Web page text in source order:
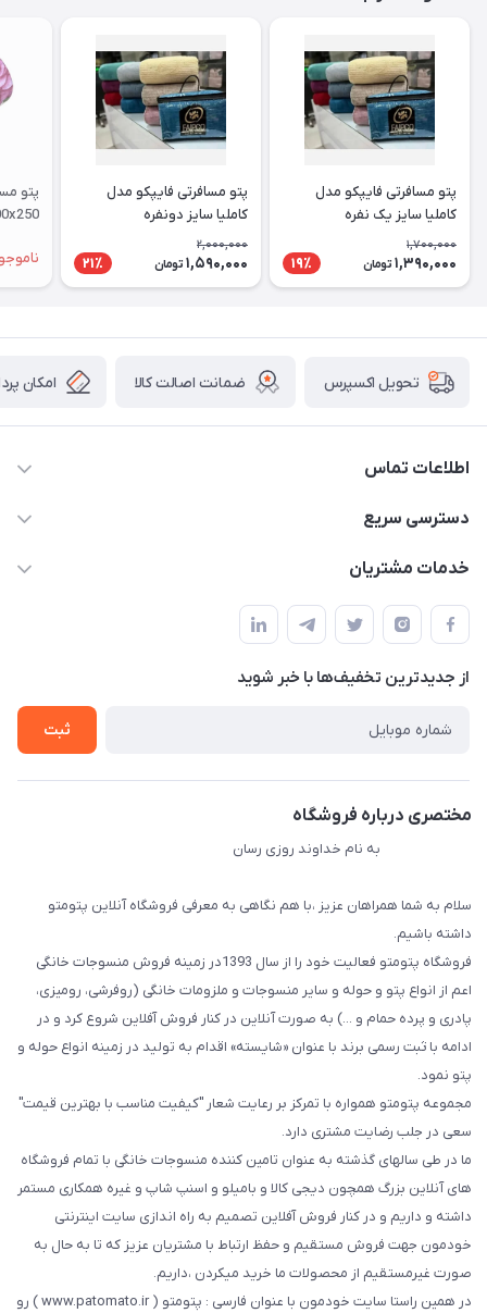
پتو مسافرتی فایپکو مدل
کاملیا سایز یک نفره
1,700,000
1,390,000 تومان 19٪
پتو مسافرتی فایپکو مدل
کاملیا سایز دونفره
2,000,000
1,590,000 تومان 21٪
200x250 سانتی متر
تحویل اکسپرس ضمانت اصالت کالا امکان
اطلاعات تماس
09034287359
دسترسی سریع
حساب کاربری
لیست محصولات
درباره ما
خدمات مشتریان
قوانین و مقررات
حریم خصوصی
راهنما
از جدید‌ترین تخفیف‌ها با‌ خبر شوید
ثبت
مختصری درباره فروشگاه
به نام خداوند روزی رسان
سلام به شما همراهان عزیز ،با هم نگاهی به معرفی فروشگاه آنلاین پتومتو
داشته باشیم.
فروشگاه پتومتو فعالیت خود را از سال 1393در زمینه فروش منسوجات خانگی
اعم از انواع پتو و حوله و سایر منسوجات و ملزومات خانگی (روفرشی، رومیزی،
پادری و پرده حمام و ...) به صورت آنلاین در کنار فروش آفلاین شروع کرد و در
ادامه با ثبت رسمی برند با عنوان «شایسته» اقدام به تولید در زمینه انواع حوله و
پتو نمود.
مجموعه پتومتو همواره با تمرکز بر رعایت شعار "کیفیت مناسب با بهترین قیمت"
سعی در جلب رضایت مشتری دارد.
ما در طی سالهای گذشته به عنوان تامین کننده منسوجات خانگی با تمام فروشگاه
های آنلاین بزرگ همچون دیجی کالا و بامیلو و اسنپ شاپ و غیره همکاری مستمر
داشته و داریم و در کنار فروش آفلاین تصمیم به راه اندازی سایت اینترنتی
خودمون جهت فروش مستقیم و حفظ ارتباط با مشتریان عزیز که تا به حال به
صورت غیرمستقیم از محصولات ما خرید میکردن ،داریم.
در همین راستا سایت خودمون با عنوان فارسی : پتومتو ( www.patomato.ir ) رو